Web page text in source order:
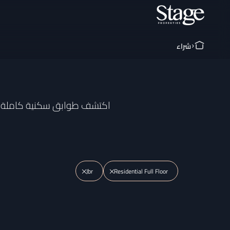
شراء
اكتشف طوابق سكنية كاملة
Residential Full Floor
Jbr